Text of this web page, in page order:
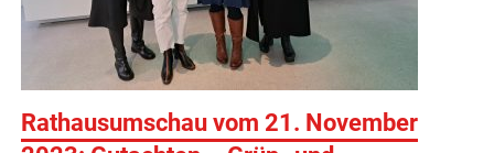
Rathausumschau vom 21. November